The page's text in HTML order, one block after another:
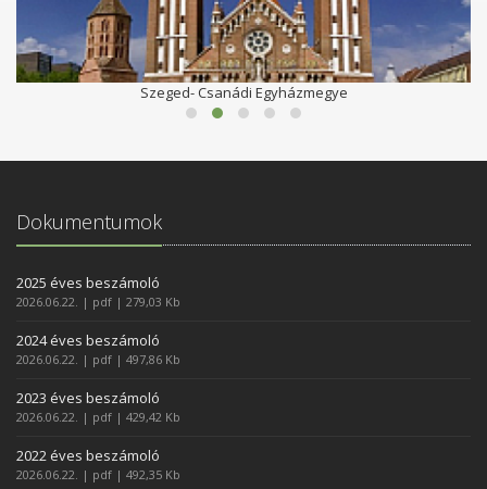
Szeged- Csanádi Egyházmegye
Dokumentumok
2025 éves beszámoló
2026.06.22. | pdf | 279,03 Kb
2024 éves beszámoló
2026.06.22. | pdf | 497,86 Kb
2023 éves beszámoló
2026.06.22. | pdf | 429,42 Kb
2022 éves beszámoló
2026.06.22. | pdf | 492,35 Kb